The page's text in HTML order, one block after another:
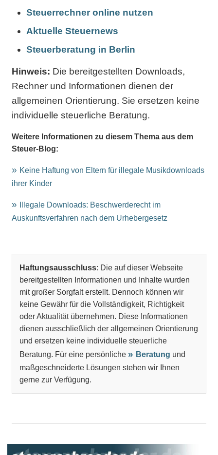
Steuerrechner online nutzen
Aktuelle Steuernews
Steuerberatung in Berlin
Hinweis: Die bereitgestellten Downloads,
Rechner und Informationen dienen der
allgemeinen Orientierung. Sie ersetzen keine
individuelle steuerliche Beratung.
Weitere Informationen zu diesem Thema aus dem
Steuer-Blog:
Keine Haftung von Eltern für illegale Musikdownloads
ihrer Kinder
Illegale Downloads: Beschwerderecht im
Auskunftsverfahren nach dem Urhebergesetz
Haftungsausschluss: Die auf dieser Webseite
bereitgestellten Informationen und Inhalte wurden
mit großer Sorgfalt erstellt. Dennoch können wir
keine Gewähr für die Vollständigkeit, Richtigkeit
oder Aktualität übernehmen. Diese Informationen
dienen ausschließlich der allgemeinen Orientierung
und ersetzen keine individuelle steuerliche
Beratung. Für eine persönliche
Beratung und
maßgeschneiderte Lösungen stehen wir Ihnen
gerne zur Verfügung.